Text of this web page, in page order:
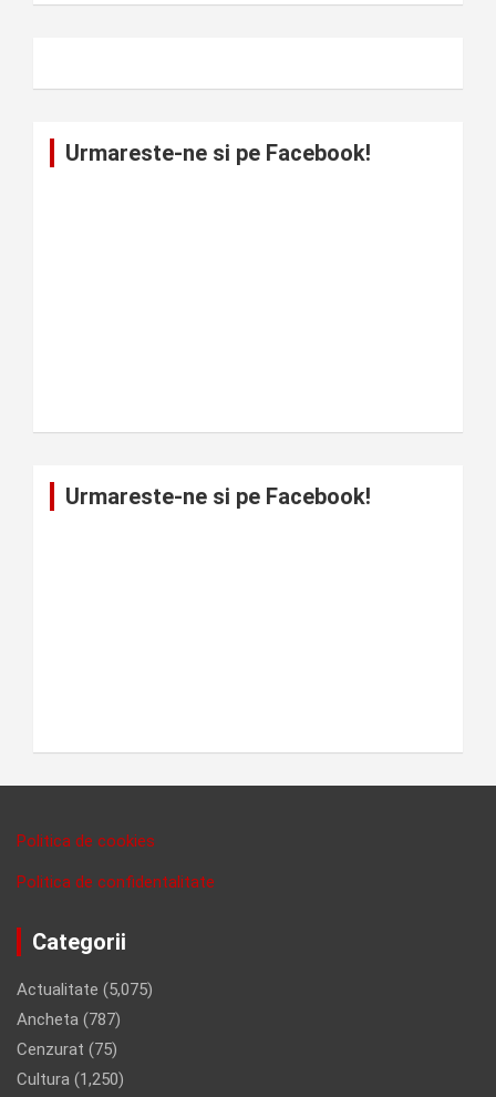
Urmareste-ne si pe Facebook!
Urmareste-ne si pe Facebook!
Politica de cookies
Politica de confidentalitate
Categorii
Actualitate (5,075)
Ancheta (787)
Cenzurat (75)
Cultura (1,250)